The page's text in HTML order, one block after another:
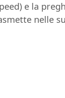
e la
nelle